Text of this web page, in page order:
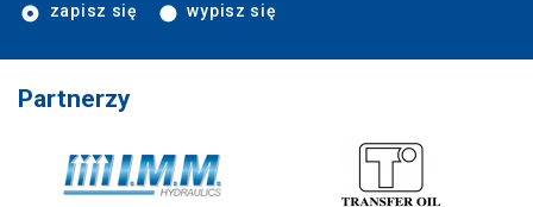
zapisz się wypisz się
Partnerzy